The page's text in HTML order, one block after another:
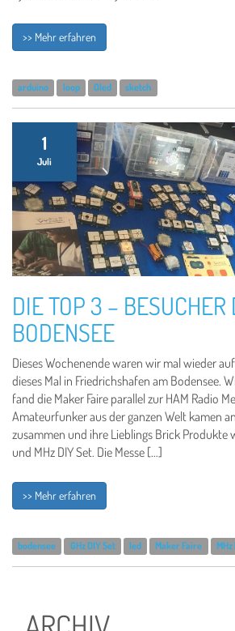
>> Mehr erfahren
arduino loop Oled sketch
1
Juli
DIE TOP 3 – BESUCHER
BODENSEE
Dieses Wochenende waren wir mal wieder
dieses Mal in Friedrichshafen am Bodensee.
fand die Maker Faire parallel zur HAM Radio
Amateurfunker aus der ganzen Welt kamen
zusammen und ihre Lieblings Brick Produkte
und MHz DIY Set. Die Messe […]
>> Mehr erfahren
bodensee GHz DIY Set led Maker Faire MHz